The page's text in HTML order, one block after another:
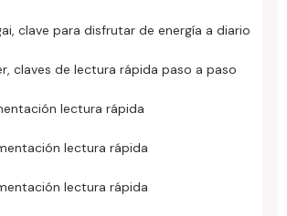
clave para disfrutar de energía a diario
claves de lectura rápida paso a paso
lectura rápida
lectura rápida
lectura rápida